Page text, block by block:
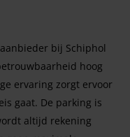
bij Schiphol
hoog
ervaring zorgt ervoor
gaat. De parking is
altijd rekening